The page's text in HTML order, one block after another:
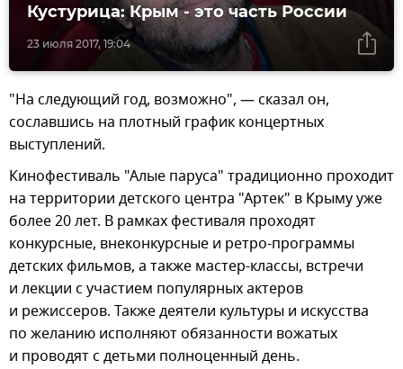
23 июля 2017, 19:04
Кустурица: Крым - это часть России
"На следующий год, возможно", — сказал он,
сославшись на плотный график концертных
выступлений.
Кинофестиваль "Алые паруса" традиционно проходит
на территории детского центра "Артек" в Крыму уже
более 20 лет. В рамках фестиваля проходят
конкурсные, внеконкурсные и ретро-программы
детских фильмов, а также мастер-классы, встречи
и лекции с участием популярных актеров
и режиссеров. Также деятели культуры и искусства
по желанию исполняют обязанности вожатых
и проводят с детьми полноценный день.